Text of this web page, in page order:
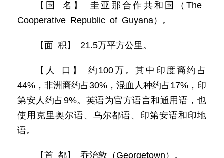
【国 名】 圭亚那合作共和国（The
Cooperative Republic of Guyana）。
【面 积】 21.5万平方公里。
【人 口】 约100万。其中印度裔约占
44%，非洲裔约占30%，混血人种约占17%，印
第安人约占9%。英语为官方语言和通用语，也
使用克里奥尔语、乌尔都语、印第安语和印地
语。
【首 都】 乔治敦（Georgetown）。